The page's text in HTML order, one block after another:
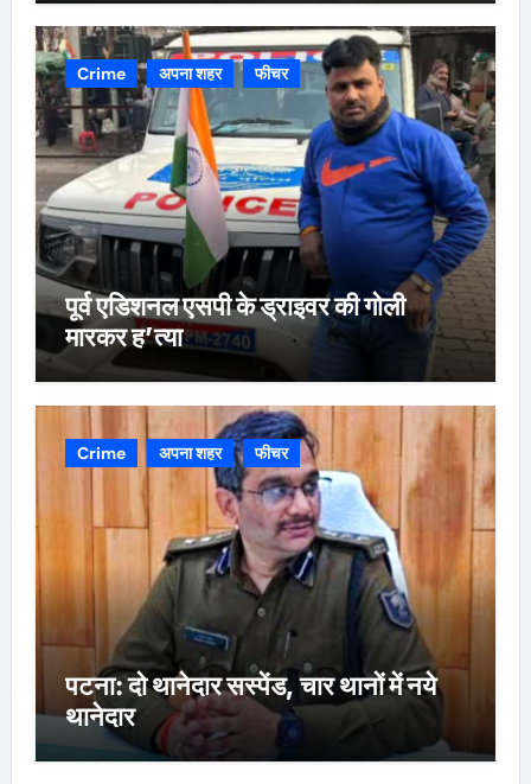
Crime अपना शहर फीचर
पूर्व एडिशनल एसपी के ड्राइवर की गोली
मारकर ह’त्या
Crime अपना शहर फीचर
पटना: दो थानेदार सस्पेंड, चार थानों में नये
थानेदार